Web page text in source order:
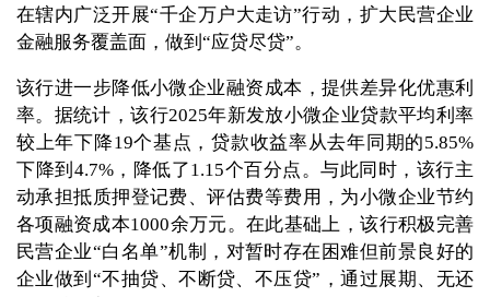
在辖内广泛开展“千企万户大走访”行动，扩大民营企业
金融服务覆盖面，做到“应贷尽贷”。
该行进一步降低小微企业融资成本，提供差异化优惠利
率。据统计，该行2025年新发放小微企业贷款平均利率
较上年下降19个基点，贷款收益率从去年同期的5.85%
下降到4.7%，降低了1.15个百分点。与此同时，该行主
动承担抵质押登记费、评估费等费用，为小微企业节约
各项融资成本1000余万元。在此基础上，该行积极完善
民营企业“白名单”机制，对暂时存在困难但前景良好的
企业做到“不抽贷、不断贷、不压贷”，通过展期、无还